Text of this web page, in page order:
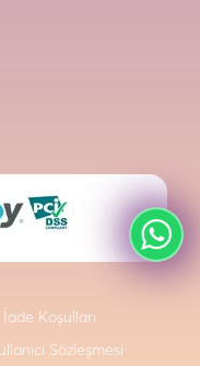
Koşulları
Sözleşmesi